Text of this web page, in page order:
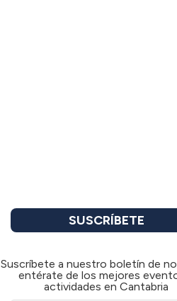
SUSCRÍBETE
Suscríbete a nuestro boletín de
entérate de los mejores
actividades en Cantabria